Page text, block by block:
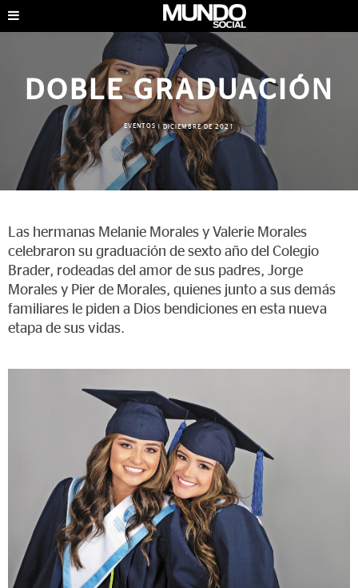
DOBLE GRADUACIÓN
EVENTOS |DICIEMBRE DE 2021
Las hermanas Melanie Morales y Valerie Morales
celebraron su graduación de sexto año del Colegio
Brader, rodeadas del amor de sus padres, Jorge
Morales y Pier de Morales, quienes junto a sus demás
familiares le piden a Dios bendiciones en esta nueva
etapa de sus vidas.